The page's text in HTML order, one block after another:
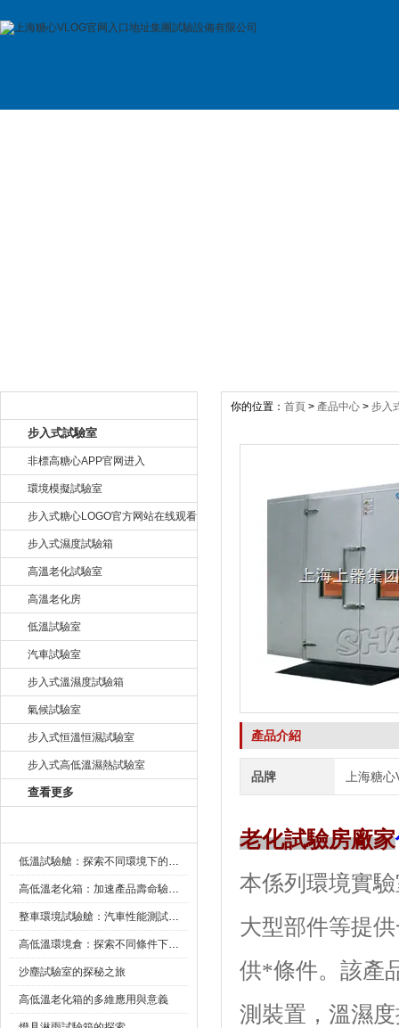
步入式試驗室
非標高糖心APP官网进入
環境模擬試驗室
步入式糖心LOGO官方网站在线观看
步入式濕度試驗箱
高溫老化試驗室
高溫老化房
低溫試驗室
汽車試驗室
步入式溫濕度試驗箱
氣候試驗室
步入式恒溫恒濕試驗室
步入式高低溫濕熱試驗室
查看更多
低溫試驗艙：探索不同環境下的科技邊界
高低溫老化箱：加速產品壽命驗證的可靠夥伴
整車環境試驗艙：汽車性能測試的設備
高低溫環境倉：探索不同條件下的科學奧秘
沙塵試驗室的探秘之旅
高低溫老化箱的多維應用與意義
你的位置： 首頁 > 產品中心 > 步入
產品介紹
品牌 上海糖
老化試驗房廠家
本係列環境實驗
大型部件等提
供*條件。該
測裝置，溫濕